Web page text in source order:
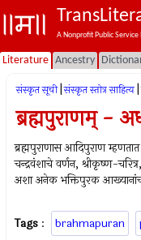
A Nonprofit Public
Literature Ancestry
संस्कृत सूची संस्कृत स्तोत्र साहित्य
ब्रह्मपुराणम् -
ब्रह्मपुराणास आदिपुराण
चन्द्रवंशाचे वर्णन, श्रीकृष्ण-
अशा अनेक भक्तिपुरक
Tags : brahmapuran